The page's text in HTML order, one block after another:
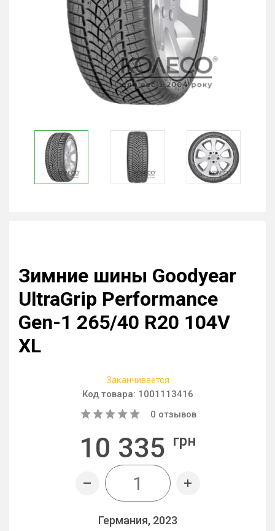
Зимние шины Goodyear
UltraGrip Performance
Gen-1 265/40 R20 104V
XL
Заканчивается
Код товара: 1001113416
0 отзывов
10 335 грн
Германия, 2023